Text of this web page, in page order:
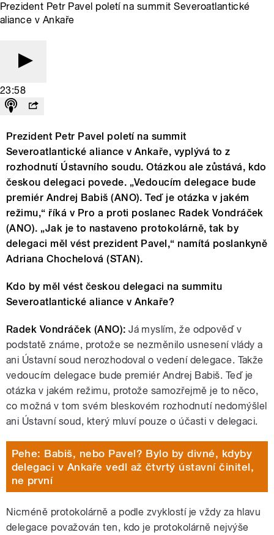
Prezident Petr Pavel poletí na summit Severoatlantické
aliance v Ankaře
23:58
Prezident Petr Pavel poletí na summit
Severoatlantické aliance v Ankaře, vyplývá to z
rozhodnutí Ústavního soudu. Otázkou ale zůstává, kdo
českou delegaci povede. „Vedoucím delegace bude
premiér Andrej Babiš (ANO). Teď je otázka v jakém
režimu,“ říká v Pro a proti poslanec Radek Vondráček
(ANO). „Jak je to nastaveno protokolárně, tak by
delegaci měl vést prezident Pavel,“ namítá poslankyně
Adriana Chochelová (STAN).
Kdo by měl vést českou delegaci na summitu
Severoatlantické aliance v Ankaře?
Radek Vondráček (ANO):Já myslím, že odpověď v
podstatě známe, protože se nezměnilo usnesení vlády a
ani Ústavní soud nerozhodoval o vedení delegace. Takže
vedoucím delegace bude premiér Andrej Babiš. Teď je
otázka v jakém režimu, protože samozřejmě je to něco,
co možná v tom svém bleskovém rozhodnutí nedomýšlel
ani Ústavní soud, který mluví pouze o účasti v delegaci.
Pehe: Babiš, nebo Pavel? Bylo by divné, kdyby
delegaci v Ankaře vedl až čtvrtý ústavní činitel,
ne první
Nicméně protokolárně a podle zvyklostí je vždy za hlavu
delegace považován ten, kdo je protokolárně nejvýše